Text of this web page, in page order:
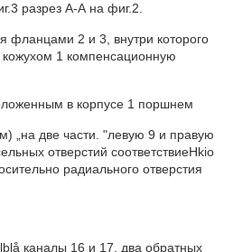
разрез А-А на фиг.2.
фланцами 2 и 3, внутри которого
1 компенсационную
в корпусе 1 поршнем
„на две части. "левую 9 и правую
отверстий соответствиеHkio
радиального отверстия
каналы 16 и 17, два обратных